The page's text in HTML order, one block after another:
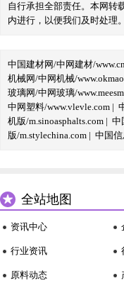
自行承担全部责任。本网转
内进行，以便我们及时处理
中国建材网/中网建材/
机械网/中网机械/
玻璃网/中网玻璃/
中网塑料/www.vlevle.com |
机版/m.sinoasphalts.com | 中
版/m.stylechina.com | 中国信
全站地图
资讯中心
行业资讯
原料动态